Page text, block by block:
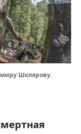
Шклярову.